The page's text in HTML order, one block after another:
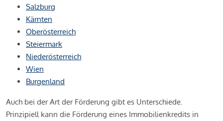
Salzburg
Kärnten
Oberösterreich
Steiermark
Niederösterreich
Wien
Burgenland
Auch bei der Art der Förderung gibt es Unterschiede.
Prinzipiell kann die Förderung eines Immobilienkredits in